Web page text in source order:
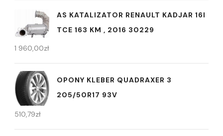
AS KATALIZATOR RENAULT KADJAR 16I
TCE 163 KM , 2016 30229
1 960,00zł
OPONY KLEBER QUADRAXER 3
205/50R17 93V
510,79zł